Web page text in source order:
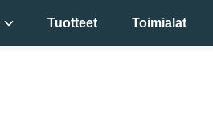
Tuotteet Toimialat